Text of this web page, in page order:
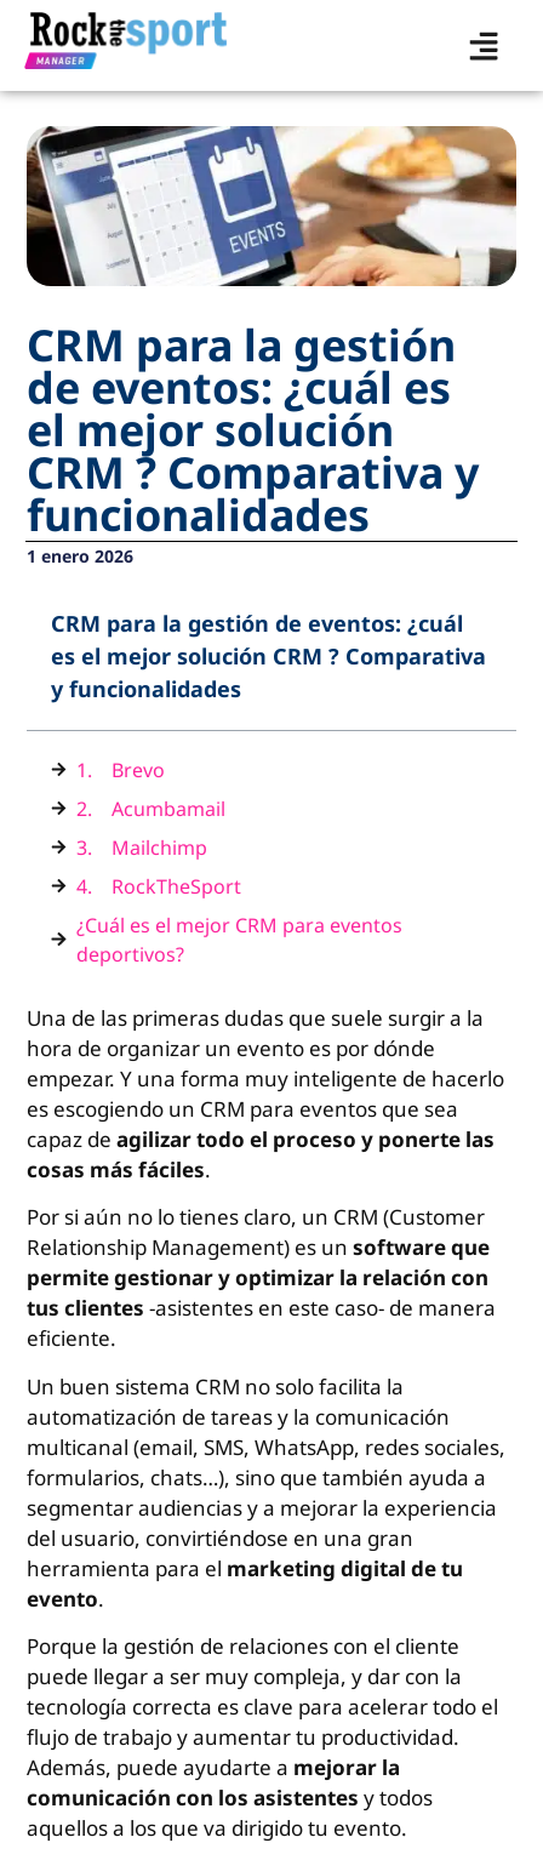
CRM para la gestión
de eventos: ¿cuál es
el mejor solución
CRM ? Comparativa y
funcionalidades
1 enero 2026
CRM para la gestión de eventos: ¿cuál
es el mejor solución CRM ? Comparativa
y funcionalidades
1. Brevo
2. Acumbamail
3. Mailchimp
4. RockTheSport
¿Cuál es el mejor CRM para eventos
deportivos?
Una de las primeras dudas que suele surgir a la
hora de organizar un evento es por dónde
empezar. Y una forma muy inteligente de hacerlo
es escogiendo un CRM para eventos que sea
capaz deagilizar todo el proceso y ponerte las
cosas más fáciles.
Por si aún no lo tienes claro, un CRM (Customer
Relationship Management) es unsoftware que
permite gestionar y optimizar la relación con
tus clientes -asistentes en este caso- de manera
eficiente.
Un buen sistema CRM no solo facilita la
automatización de tareas y la comunicación
multicanal (email, SMS, WhatsApp, redes sociales,
formularios, chats…), sino que también ayuda a
segmentar audiencias y a mejorar la experiencia
del usuario, convirtiéndose en una gran
herramienta para el marketing digital de tu
evento.
Porque la gestión de relaciones con el cliente
puede llegar a ser muy compleja, y dar con la
tecnología correcta es clave para acelerar todo el
flujo de trabajo y aumentar tu productividad.
Además, puede ayudarte a mejorar la
comunicación con los asistentesy todos
aquellos a los que va dirigido tu evento.